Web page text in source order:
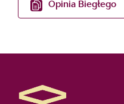
Opinia Biegłego